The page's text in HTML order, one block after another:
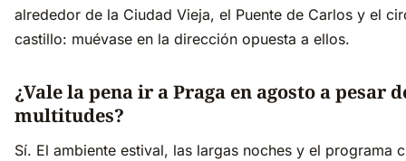
alrededor de la Ciudad Vieja, el Puente de Carlos y el
castillo: muévase en la dirección opuesta a ellos.
¿Vale la pena ir a Praga en agosto a pesar
multitudes?
Sí. El ambiente estival, las largas noches y el programa